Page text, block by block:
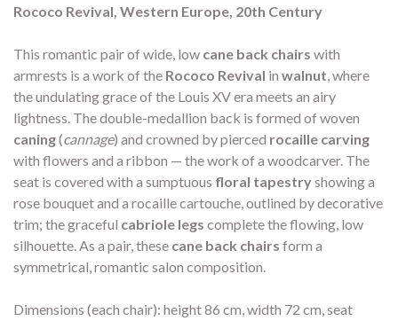
Rococo Revival, Western Europe, 20th Century
This romantic pair of wide, low cane back chairs with
armrests is a work of the Rococo Revival in walnut, where
the undulating grace of the Louis XV era meets an airy
lightness. The double-medallion back is formed of woven
caning(cannage) and crowned by pierced rocaille carving
with flowers and a ribbon — the work of a woodcarver. The
seat is covered with a sumptuous floral tapestryshowing a
rose bouquet and a rocaille cartouche, outlined by decorative
trim; the graceful cabriole legs complete the flowing, low
silhouette. As a pair, these cane back chairs form a
symmetrical, romantic salon composition.
Dimensions (each chair): height 86 cm, width 72 cm, seat